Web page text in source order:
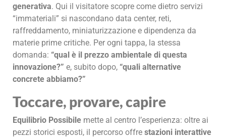
generativa. Qui il visitatore scopre come dietro servizi
“immateriali” si nascondano data center, reti,
raffreddamento, miniaturizzazione e dipendenza da
materie prime critiche. Per ogni tappa, la stessa
domanda: “qual è il prezzo ambientale di questa
innovazione?” e, subito dopo, “quali alternative
concrete abbiamo?”
Toccare, provare, capire
Equilibrio Possibile mette al centro l’esperienza: oltre ai
pezzi storici esposti, il percorso offre stazioni interattive